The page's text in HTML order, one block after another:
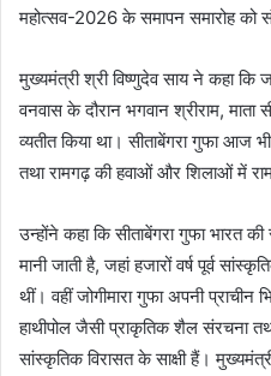
महोत्सव-2026 के समापन समारोह को
मुख्यमंत्री श्री विष्णुदेव साय ने कहा
वनवास के दौरान भगवान श्रीराम,
व्यतीत किया था। सीताबेंगरा गुफा
तथा रामगढ़ की हवाओं और शिलाओं में
उन्होंने कहा कि सीताबेंगरा गुफा भारत
मानी जाती है, जहां हजारों वर्ष पूर्व
थीं। वहीं जोगीमारा गुफा अपनी प्राचीन
हाथीपोल जैसी प्राकृतिक शैल संरचना
सांस्कृतिक विरासत के साक्षी हैं।